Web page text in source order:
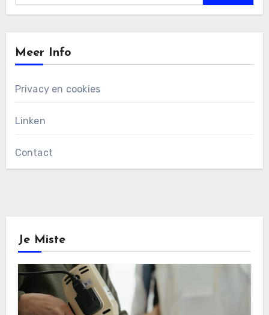
Meer Info
Privacy en cookies
Linken
Contact
Je Miste